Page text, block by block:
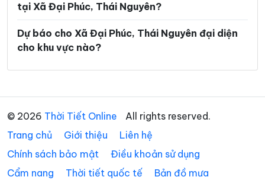
Xã Phượng Tiến Xã Quân Chu
Xã Quảng Bạch Xã Quang Sơn
Xã Sảng Mộc
Xã Thanh Mai
Xã Thanh Thịnh Xã Thượng Minh
Xã Thượng Quan Xã Trại Cau
tại Xã Đại Phúc, Thái Nguyên?
Dự báo cho Xã Đại Phúc, Thái Nguyên đại diện
cho khu vực nào?
© 2026 Thời Tiết Online
All rights reserved.
Trang chủ
Giới thiệu
Liên hệ
Chính sách bảo mật
Điều khoản sử dụng
Cẩm nang
Thời tiết quốc tế Bản đồ mưa